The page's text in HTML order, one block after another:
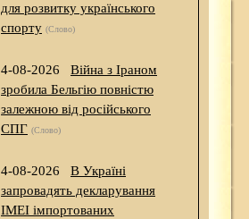
для розвитку українського
спорту (Слово)
4-08-2026
Війна з Іраном
зробила Бельгію повністю
залежною від російського
СПГ (Слово)
4-08-2026
В Україні
запровадять декларування
IMEI імпортованих